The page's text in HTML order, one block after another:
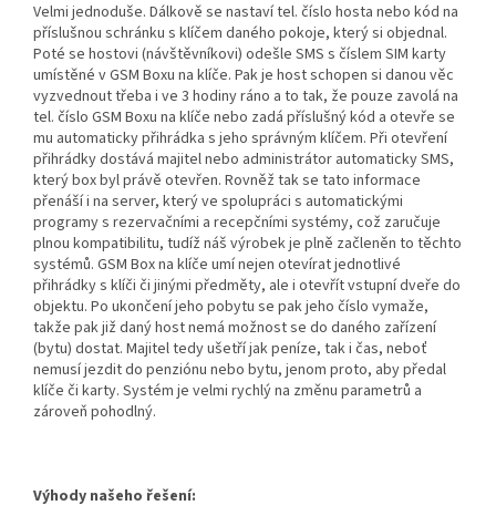
Velmi jednoduše. Dálkově se nastaví tel. číslo hosta nebo kód na
příslušnou schránku s klíčem daného pokoje, který si objednal.
Poté se hostovi (návštěvníkovi) odešle SMS s číslem SIM karty
umístěné v GSM Boxu na klíče. Pak je host schopen si danou věc
vyzvednout třeba i ve 3 hodiny ráno a to tak, že pouze zavolá na
tel. číslo GSM Boxu na klíče nebo zadá příslušný kód a otevře se
mu automaticky přihrádka s jeho správným klíčem. Při otevření
přihrádky dostává majitel nebo administrátor automaticky SMS,
který box byl právě otevřen. Rovněž tak se tato informace
přenáší i na server, který ve spolupráci s automatickými
programy s rezervačními a recepčními systémy, což zaručuje
plnou kompatibilitu, tudíž náš výrobek je plně začleněn to těchto
systémů. GSM Box na klíče umí nejen otevírat jednotlivé
přihrádky s klíči či jinými předměty, ale i otevřít vstupní dveře do
objektu. Po ukončení jeho pobytu se pak jeho číslo vymaže,
takže pak již daný host nemá možnost se do daného zařízení
(bytu) dostat. Majitel tedy ušetří jak peníze, tak i čas, neboť
nemusí jezdit do penziónu nebo bytu, jenom proto, aby předal
klíče či karty. Systém je velmi rychlý na změnu parametrů a
zároveň pohodlný.
Výhody našeho řešení: